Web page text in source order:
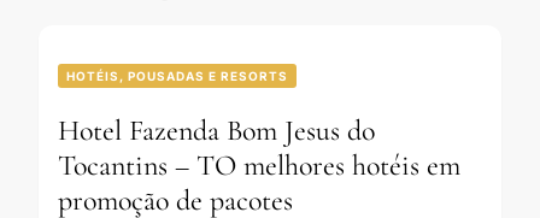
HOTÉIS, POUSADAS E RESORTS
Hotel Fazenda Bom Jesus do
Tocantins – TO melhores hotéis em
promoção de pacotes